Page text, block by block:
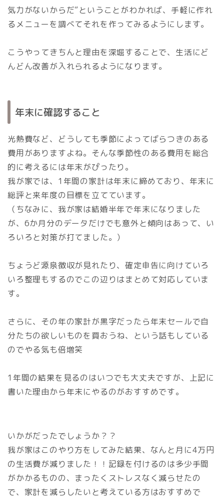
気力がないからだ”ということがわかれば、手軽に作れ
るメニューを調べてそれを作ってみるようにします。
こうやってきちんと理由を深堀することで、生活にど
んどん改善が入れられるようになります。
年末に確認すること
光熱費など、どうしても季節によってばらつきのある
費用がありますよね。そんな季節性のある費用を総合
的に考えるには年末がぴったり。
我が家では、1年間の家計は年末に締めており、年末に
総評と来年度の目標を立てています。
（ちなみに、我が家は結婚半年で年末になりました
が、6か月分のデータだけでも意外と傾向はあって、い
ろいろと対策が打てました。）
ちょうど源泉徴収が見れたり、確定申告に向けていろ
いろ整理もするのでこの辺りはまとめて対応していま
す。
さらに、その年の家計が黒字だったら年末セールで自
分たちの欲しいものを買おうね、という話もしている
のでやる気も倍増笑
1年間の結果を見るのはいつでも大丈夫ですが、上記に
書いた理由から年末にやるのがおすすめです。
いかがだったでしょうか？？
我が家はこのやり方をしてみた結果、なんと月に4万円
の生活費が減りました！！記録を付けるのは多少手間
がかかるものの、まったくストレスなく減らせたの
で、家計を減らしたいと考えている方はおすすめで